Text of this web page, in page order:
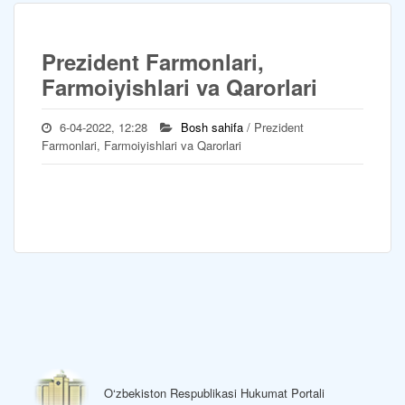
Prezident Farmonlari,
Farmoiyishlari va Qarorlari
6-04-2022, 12:28 Bosh sahifa / Prezident
Farmonlari, Farmoiyishlari va Qarorlari
O‘zbekiston Respublikasi Hukumat Portali